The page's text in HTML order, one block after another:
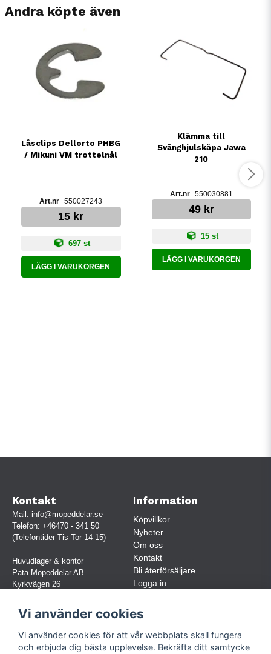
Andra köpte även
Låsclips Dellorto PHBG
/ Mikuni VM trottelnål
550027243
15 kr
697 st
LÄGG I VARUKORGEN
Klämma till
Svänghjulskåpa Jawa
210
550030881
49 kr
15 st
LÄGG I VARUKORGEN
Kontakt
Mail: info@mopeddelar.se
Telefon: +46470 - 341 50
(Telefontider Tis-Tor 14-15)
Huvudlager & kontor
Pata Mopeddelar AB
Kyrkvägen 26
(OBS. Endast förbokade besök)
Org.nr:
559030-5248
Jur. namn: Pata Mopeddelar AB
Information
Köpvillkor
Nyheter
Om oss
Kontakt
Bli återförsäljare
Logga in
Vi använder cookies
Vi använder cookies för att vår webbplats skall fungera
och erbjuda dig bästa upplevelse. Bekräfta ditt samtycke